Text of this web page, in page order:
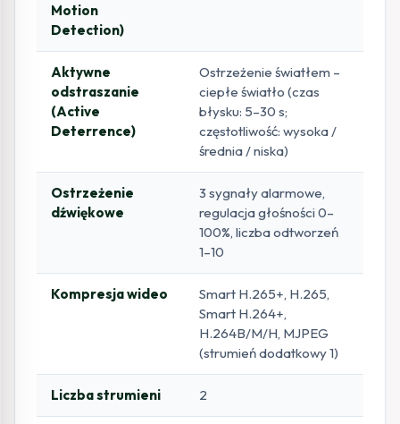
Motion
Detection)
Aktywne
odstraszanie
(Active
Deterrence)
Ostrzeżenie światłem –
ciepłe światło (czas
błysku: 5–30 s;
częstotliwość: wysoka /
średnia / niska)
Ostrzeżenie
dźwiękowe
3 sygnały alarmowe,
regulacja głośności 0–
100%, liczba odtworzeń
1–10
Kompresja wideo
Smart H.265+, H.265,
Smart H.264+,
H.264B/M/H, MJPEG
(strumień dodatkowy 1)
Liczba strumieni 2